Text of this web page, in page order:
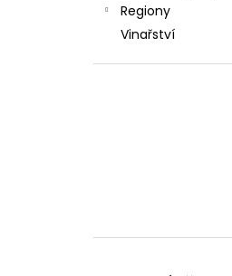
Regiony
Vinařství